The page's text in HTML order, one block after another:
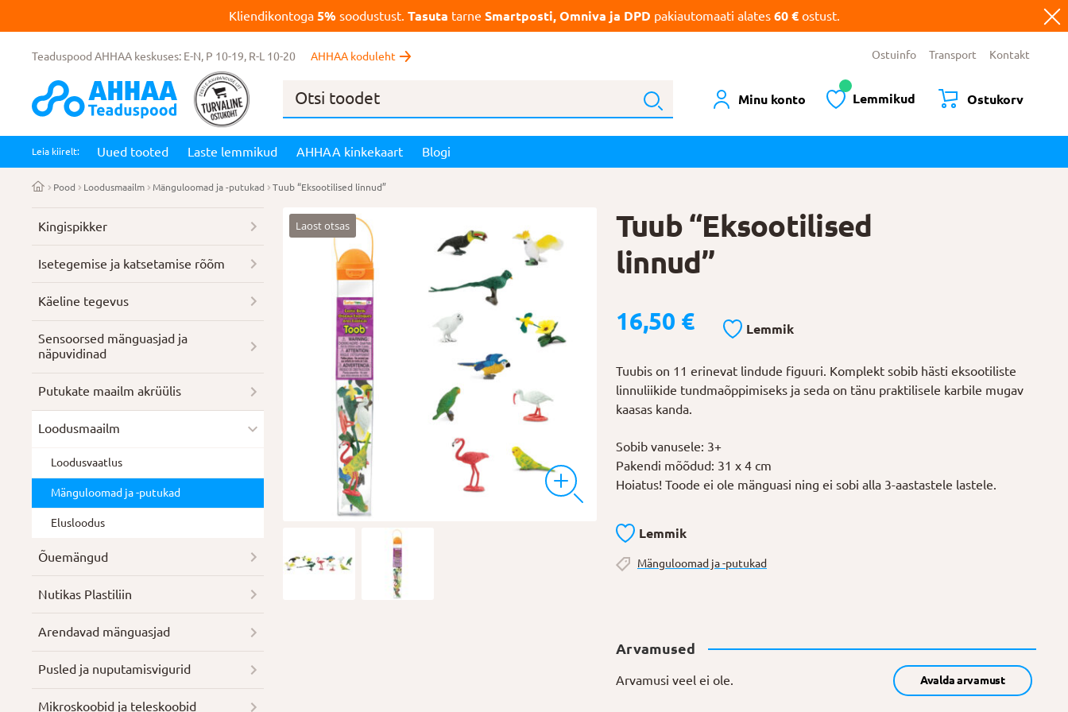
Kliendikontoga5% soodustust. Tasuta tarne Smartposti, Omniva ja DPD pakiautomaati alates 60 € ostust.
Teaduspood AHHAA keskuses: E-N, P 10-19, R-L 10-20 AHHAA koduleht Ostuinfo Transport Kontakt
Products
Minu konto Lemmikud Ostukorv
Leia kiirelt: Uued tooted Laste lemmikud AHHAA kinkekaart Blogi
Pood Loodusmaailm Mänguloomad ja -putukad Tuub “Eksootilised linnud”
Laost otsas
Tuub “Eksootilised
linnud”
16,50 € Lemmik
Tuubis on 11 erinevat lindude figuuri. Komplekt sobib hästi eksootiliste
linnuliikide tundmaõppimiseks ja seda on tänu praktilisele karbile mugav
kaasas kanda.
Sobib vanusele: 3+
Pakendi mõõdud: 31 x 4 cm
Hoiatus! Toode ei ole mänguasi ning ei sobi alla 3-aastastele lastele.
Lemmik
Mänguloomad ja -putukad
Arvamused
Arvamusi veel ei ole. Avalda arvamust
Kingispikker
Isetegemise ja katsetamise rõõm
Käeline tegevus
Sensoorsed mänguasjad ja
näpuvidinad
Putukate maailm akrüülis
Loodusmaailm
Loodusvaatlus
Mänguloomad ja -putukad
Elusloodus
Õuemängud
Nutikas Plastiliin
Arendavad mänguasjad
Pusled ja nuputamisvigurid
Mikroskoobid ja teleskoobid